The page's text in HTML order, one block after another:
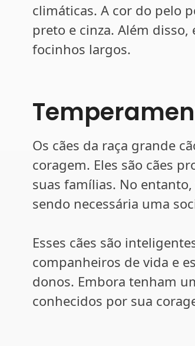
climáticas. A cor do pelo
preto e cinza. Além
focinhos largos.
Os cães da raça grande
coragem. Eles são cães
suas famílias. No
sendo necessária uma
Esses cães são
companheiros de vida e
donos. Embora tenham
conhecidos por sua